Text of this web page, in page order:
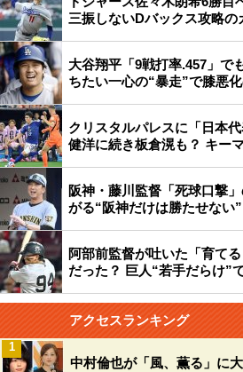
三振しないDバックス攻略の
大谷翔平「9戦打率.457」で
ちたい一心の“暴走”で膝悪
クリスタルパレスに「日本
健洋に続き板倉滉も？ キー
阪神・藤川監督「死球口撃
がる“阪神だけは勝たせない”
阿部前監督が吐いた「育て
だった？ 巨人“若手だらけ”
アクセスランキング
中村倫也が「風、薫る」に
1